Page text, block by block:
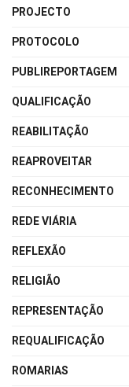
PROJECTO
PROTOCOLO
PUBLIREPORTAGEM
QUALIFICAÇÃO
REABILITAÇÃO
REAPROVEITAR
RECONHECIMENTO
REDE VIÁRIA
REFLEXÃO
RELIGIÃO
REPRESENTAÇÃO
REQUALIFICAÇÃO
ROMARIAS